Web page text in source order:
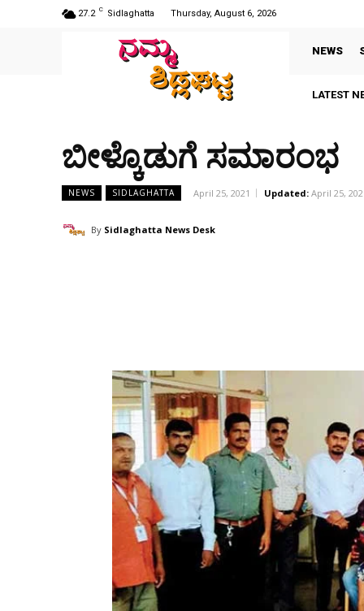
27.2 C Sidlaghatta Thursday, August 6, 2026
NEWS
LATEST
ಬೀಳ್ಕೊಡುಗೆ ಸಮಾರಂಭ
NEWS SIDLAGHATTA April 25, 2021 Updated: April 25,
By Sidlaghatta News Desk